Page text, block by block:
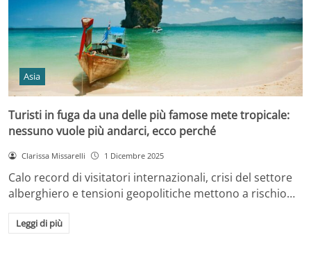
Asia
Turisti in fuga da una delle più famose mete tropicale:
nessuno vuole più andarci, ecco perché
Clarissa Missarelli 1 Dicembre 2025
Calo record di visitatori internazionali, crisi del settore
alberghiero e tensioni geopolitiche mettono a rischio…
Leggi di più